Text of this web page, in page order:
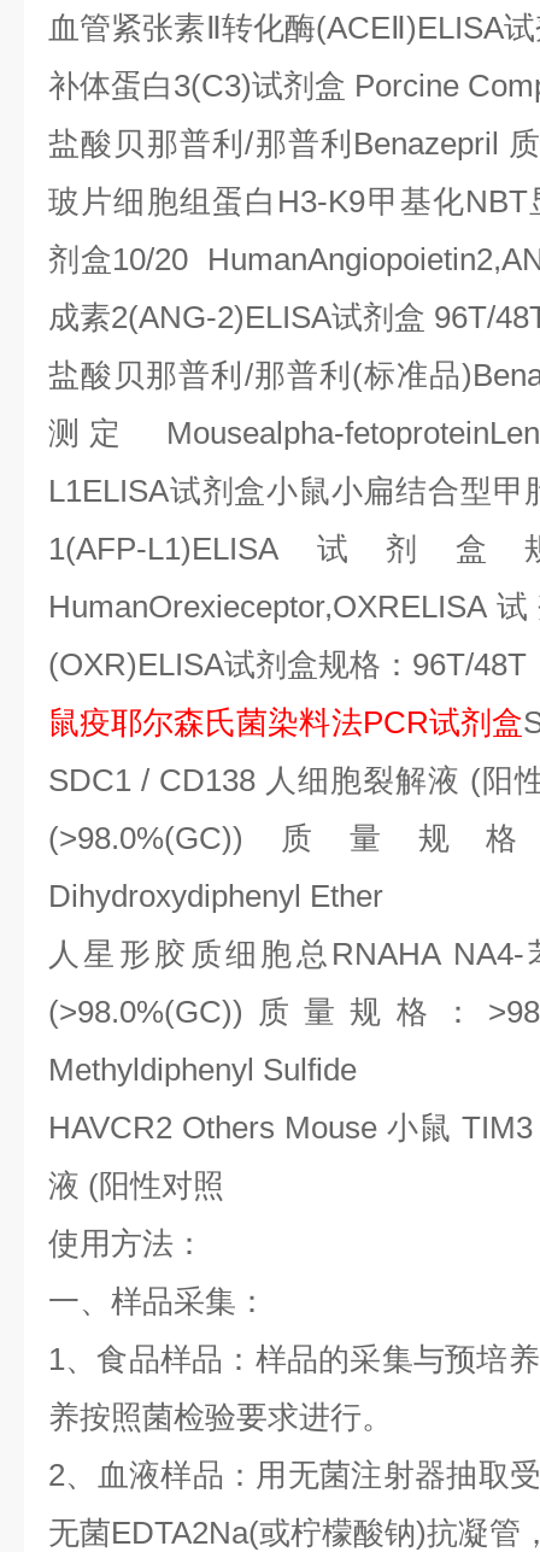
血管紧张素Ⅱ转化酶(ACEⅡ)ELISA
补体蛋白3(C3)试剂盒 Porcine
盐酸贝那普利/那普利 Benazepril
玻片细胞组蛋白 H3-K9甲基化NBT
剂盒10/20
成素2(ANG-2)ELISA试剂盒 96T/
盐酸贝那普利 /那普利 (标准品
测定
Mousealpha-
L1ELISA试剂盒小鼠小扁结合型甲
1(AFP-L1)ELISA 试剂盒
HumanOrexieceptor,OXRELISA
(OXR)ELISA试剂盒规格： 96T/48T
鼠疫耶尔森氏菌染料法PCR试剂盒
SDC1 / CD138 人细胞裂解液 (阳
(>98.0%(GC)) 质量规
Dihydroxydiphenyl Ether
人星形胶质细胞总 RNAHA NA4-
(>98.0%(GC)) 质量规格：
Methyldiphenyl Sulfide
HAVCR2 Others Mouse 小鼠
液 (阳性对照
使用方法：
一、样品采集：
1、食品样品：样品的采集与预培
养按照菌检验要求进行。
2、血液样品：用无菌注射器抽取
无菌EDTA2Na(或柠檬酸钠)抗凝管